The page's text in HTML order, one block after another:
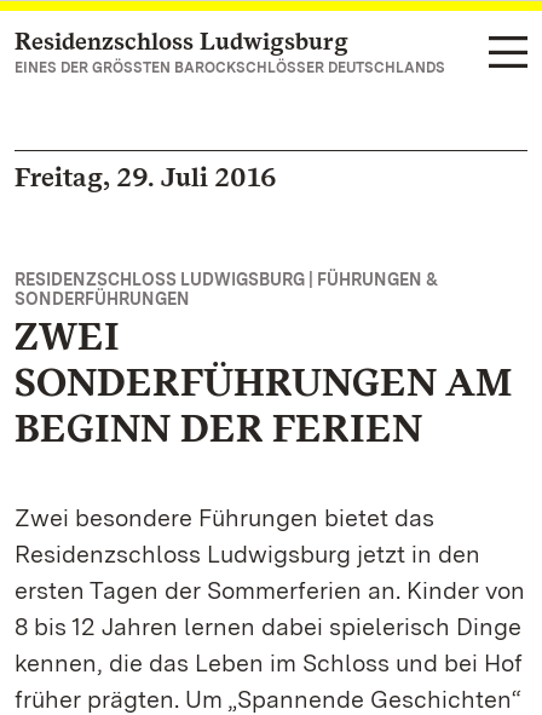
Zum Hauptinhalt springen
Residenzschloss Ludwigsburg
EINES DER GRÖSSTEN BAROCKSCHLÖSSER DEUTSCHLANDS
Freitag, 29. Juli 2016
RESIDENZSCHLOSS LUDWIGSBURG | FÜHRUNGEN &
SONDERFÜHRUNGEN
ZWEI
SONDERFÜHRUNGEN AM
BEGINN DER FERIEN
Zwei besondere Führungen bietet das
Residenzschloss Ludwigsburg jetzt in den
ersten Tagen der Sommerferien an. Kinder von
8 bis 12 Jahren lernen dabei spielerisch Dinge
kennen, die das Leben im Schloss und bei Hof
früher prägten. Um „Spannende Geschichten“